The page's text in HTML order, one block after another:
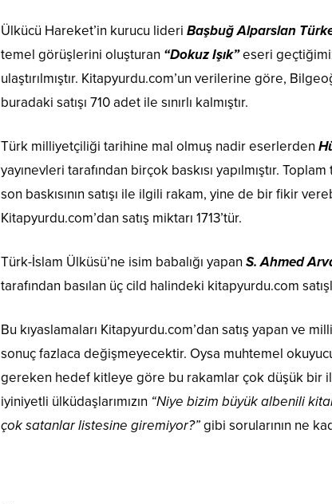
Ülkücü Hareket’in kurucu lideri Başbuğ Alparslan
temel görüşlerini oluşturan “Dokuz Işık”eseri
ulaştırılmıştır. Kitapyurdu.com’un verilerine göre,
buradaki satışı 710 adet ile sınırlı kalmıştır.
Türk milliyetçiliği tarihine mal olmuş nadir eserlerden
yayınevleri tarafından birçok baskısı yapılmıştır.
son baskısının satışı ile ilgili rakam, yine de bir fikir
Kitapyurdu.com’dan satış miktarı 1713’tür.
Türk-İslam Ülküsü’ne isim babalığı yapan S. Ahmed
tarafından basılan üç cild halindeki kitapyurdu.com
Bu kıyaslamaları Kitapyurdu.com’dan satış yapan ve
sonuç fazlaca değişmeyecektir. Oysa muhtemel
gereken hedef kitleye göre bu rakamlar çok düşük bir
iyiniyetli ülküdaşlarımızın “Niye bizim büyük albenili
çok satanlar listesine giremiyor?”gibi sorularının ne